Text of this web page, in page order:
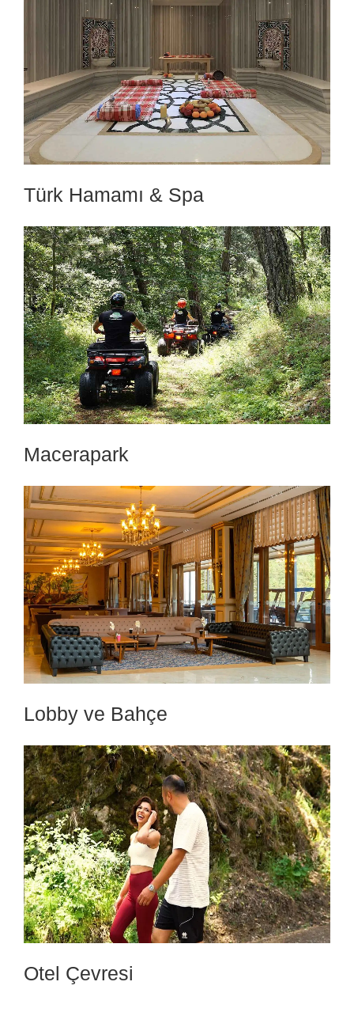
Türk Hamamı & Spa
Macerapark
Lobby ve Bahçe
Otel Çevresi